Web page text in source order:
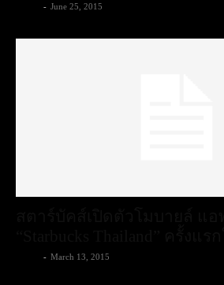
- June 25, 2015
- March 13, 2015